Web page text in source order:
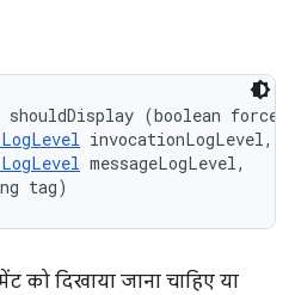
(boolean
invocationLogLevel,
messageLogLevel,
tag)
को दिखाया जाना चाहिए या